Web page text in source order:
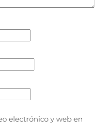
electrónico y web en